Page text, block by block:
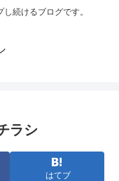
続けるブログです。
ラシ
はてブ